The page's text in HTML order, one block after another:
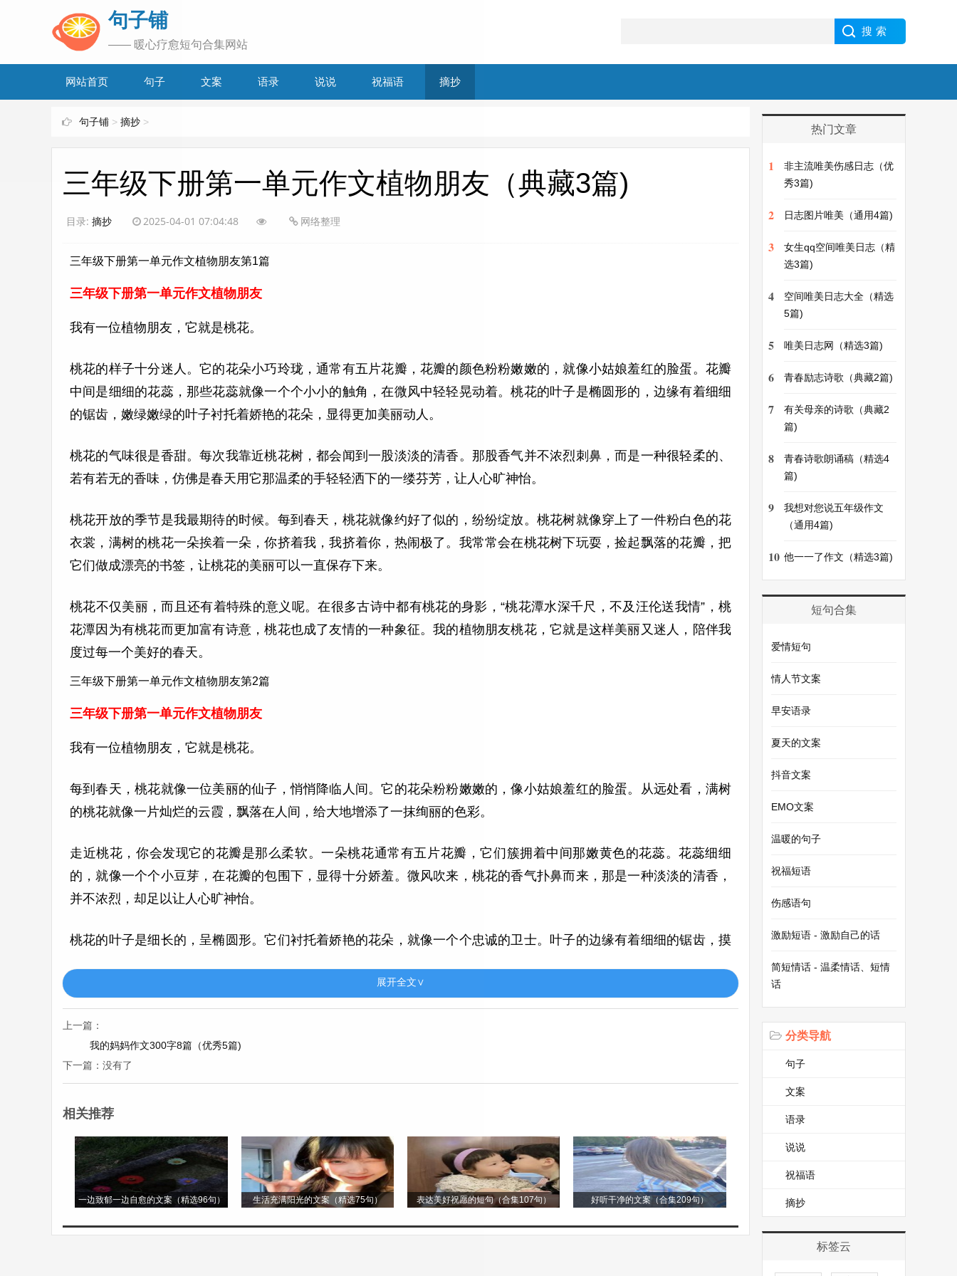
句子铺
—— 暖心疗愈短句合集网站
网站首页 句子 文案 语录 说说 祝福语 摘抄
句子铺 > 摘抄 >
三年级下册第一单元作文植物朋友（典藏3篇)
目录: 摘抄 2025-04-01 07:04:48 网络整理
三年级下册第一单元作文植物朋友第1篇
三年级下册第一单元作文植物朋友
我有一位植物朋友，它就是桃花。
桃花的样子十分迷人。它的花朵小巧玲珑，通常有五片花瓣，花瓣的颜色粉粉嫩嫩的，就像小姑娘羞红的脸蛋。花瓣
中间是细细的花蕊，那些花蕊就像一个个小小的触角，在微风中轻轻晃动着。桃花的叶子是椭圆形的，边缘有着细细
的锯齿，嫩绿嫩绿的叶子衬托着娇艳的花朵，显得更加美丽动人。
桃花的气味很是香甜。每次我靠近桃花树，都会闻到一股淡淡的清香。那股香气并不浓烈刺鼻，而是一种很轻柔的、
若有若无的香味，仿佛是春天用它那温柔的手轻轻洒下的一缕芬芳，让人心旷神怡。
桃花开放的季节是我最期待的时候。每到春天，桃花就像约好了似的，纷纷绽放。桃花树就像穿上了一件粉白色的花
衣裳，满树的桃花一朵挨着一朵，你挤着我，我挤着你，热闹极了。我常常会在桃花树下玩耍，捡起飘落的花瓣，把
它们做成漂亮的书签，让桃花的美丽可以一直保存下来。
桃花不仅美丽，而且还有着特殊的意义呢。在很多古诗中都有桃花的身影，“桃花潭水深千尺，不及汪伦送我情”，桃
花潭因为有桃花而更加富有诗意，桃花也成了友情的一种象征。我的植物朋友桃花，它就是这样美丽又迷人，陪伴我
度过每一个美好的春天。
三年级下册第一单元作文植物朋友第2篇
三年级下册第一单元作文植物朋友
我有一位植物朋友，它就是桃花。
每到春天，桃花就像一位美丽的仙子，悄悄降临人间。它的花朵粉粉嫩嫩的，像小姑娘羞红的脸蛋。从远处看，满树
的桃花就像一片灿烂的云霞，飘落在人间，给大地增添了一抹绚丽的色彩。
走近桃花，你会发现它的花瓣是那么柔软。一朵桃花通常有五片花瓣，它们簇拥着中间那嫩黄色的花蕊。花蕊细细
的，就像一个个小豆芽，在花瓣的包围下，显得十分娇羞。微风吹来，桃花的香气扑鼻而来，那是一种淡淡的清香，
并不浓烈，却足以让人心旷神怡。
桃花的叶子是细长的，呈椭圆形。它们衬托着娇艳的花朵，就像一个个忠诚的卫士。叶子的边缘有着细细的锯齿，摸
制作桃花酒，据说有着养颜美容的功效。
我真的很喜欢我的这位植物朋友——桃花，它给春天带来了生机，给我们带来了美的享受。
我有一位植物朋友，它就是向日葵。向日葵就像一个小小的太阳使者，总是充满着活力与生机。
向日葵的茎又高又直，像一根结实的小柱子。茎上长满了毛茸茸的小刺，这些小刺并不扎手，就像是它的小小铠甲。
它的叶子大大的，像一把把绿色的蒲扇，边缘还带着一些小小的锯齿，叶脉清晰可见，就像叶子里的一条条小路，为
展开全文∨
上一篇：
我的妈妈作文300字8篇（优秀5篇)
下一篇：没有了
相关推荐
一边致郁一边自愈的文案（精选96句） 生活充满阳光的文案（精选75句） 表达美好祝愿的短句（合集107句） 好听干净的文案（合集209句）
热门文章
1
非主流唯美伤感日志（优
秀3篇)
2 日志图片唯美（通用4篇)
3
女生qq空间唯美日志（精
选3篇)
4
空间唯美日志大全（精选
5篇)
5 唯美日志网（精选3篇)
6 青春励志诗歌（典藏2篇)
7
有关母亲的诗歌（典藏2
篇)
8
青春诗歌朗诵稿（精选4
篇)
9
我想对您说五年级作文
（通用4篇)
10 他一一了作文（精选3篇)
短句合集
爱情短句
情人节文案
早安语录
夏天的文案
抖音文案
EMO文案
温暖的句子
祝福短语
伤感语句
激励短语 - 激励自己的话
简短情话 - 温柔情话、短情
话
分类导航
句子
文案
语录
说说
祝福语
摘抄
标签云